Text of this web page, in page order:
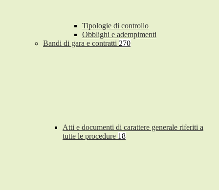
Tipologie di controllo
Obblighi e adempimenti
Bandi di gara e contratti 270
Atti e documenti di carattere generale riferiti a
tutte le procedure 18